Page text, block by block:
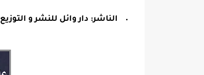
الناشر: دار وائل للنشر و التوزيع